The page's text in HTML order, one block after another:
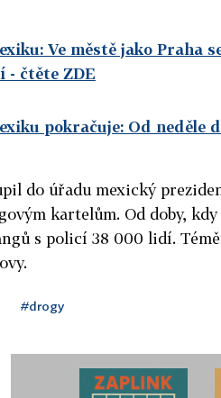
Ve městě jako Praha
- čtěte ZDE
pokračuje: Od neděle
do úřadu mexický
kartelům. Od doby,
s policí 38 000 lidí.
#drogy